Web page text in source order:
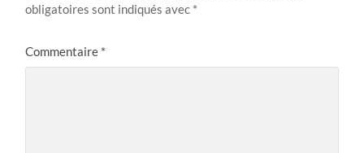
obligatoires sont indiqués avec *
Commentaire *